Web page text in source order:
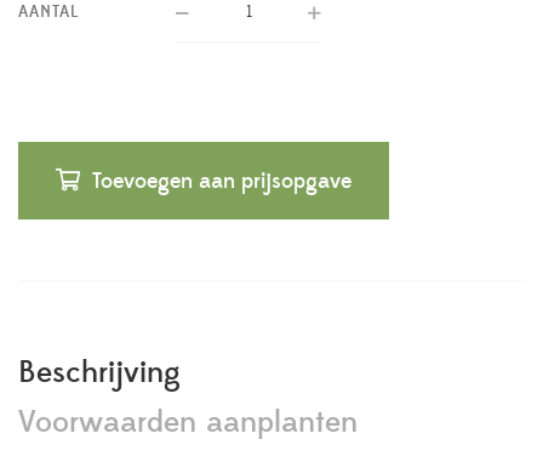
AANTAL
Toevoegen aan prijsopgave
Beschrijving
Voorwaarden aanplanten